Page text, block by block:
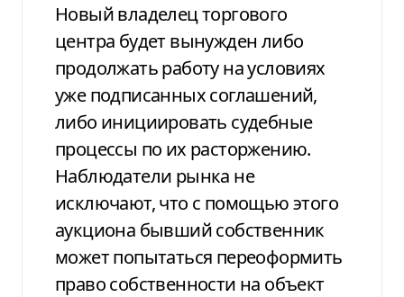
Новый владелец торгового
центра будет вынужден либо
продолжать работу на условиях
уже подписанных соглашений,
либо инициировать судебные
процессы по их расторжению.
Наблюдатели рынка не
исключают, что с помощью этого
аукциона бывший собственник
может попытаться переоформить
право собственности на объект